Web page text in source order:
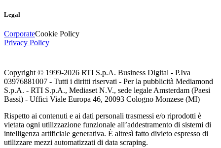
Legal
CorporateCookie Policy
Privacy Policy
Copyright © 1999-2026 RTI S.p.A. Business Digital - P.Iva
03976881007 - Tutti i diritti riservati - Per la pubblicità Mediamond
S.p.A. - RTI S.p.A., Mediaset N.V., sede legale Amsterdam (Paesi
Bassi) - Uffici Viale Europa 46, 20093 Cologno Monzese (MI)
Rispetto ai contenuti e ai dati personali trasmessi e/o riprodotti è
vietata ogni utilizzazione funzionale all’addestramento di sistemi di
intelligenza artificiale generativa. È altresì fatto divieto espresso di
utilizzare mezzi automatizzati di data scraping.